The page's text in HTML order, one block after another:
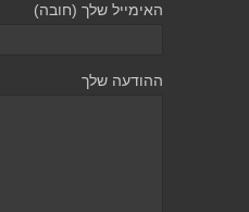
האימייל שלך (חובה)
ההודעה שלך